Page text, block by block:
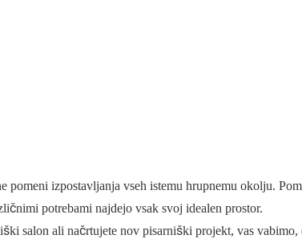
pomeni izpostavljanja vseh istemu hrupnemu okolju.
potrebami najdejo vsak svoj idealen prostor.
salon ali načrtujete nov pisarniški projekt, vas vabimo,